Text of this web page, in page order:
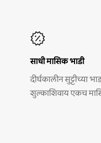
साधी मासिक भाडी
दीर्घकालीन सुट्टीच्या
शुल्काशिवाय एकच